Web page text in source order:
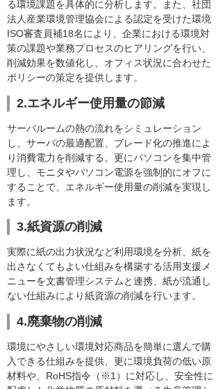
る環境課題を具体的に分析します。また、社団
法人産業環境管理協会による認定を受けた環境
ISO審査員補18名により、企業における環境対
策の課題や業務プロセスのヒアリングを行い、
削減効果を数値化し、オフィス状況に合わせた
ポリシーの策定を提供します。
2.エネルギー使用量の節減
サーバルームの熱の流れをシミュレーション
し、サーバの最適配置、ブレード化の推進によ
り消費電力を削減する。更にパソコンを集中管
理し、モニタやパソコン電源を強制的にオフに
することで、エネルギー使用量の削減を実現し
ます。
3.紙資源の削減
実際に紙の出力状況など利用環境を分析、紙を
出さなくてもよい仕組みを構築する活用支援メ
ニューを文書管理システムと連携、紙が流通し
ない仕組みにより紙資源の削減を行います。
4.廃棄物の削減
環境にやさしい環境対応商品を簡単に選んで購
入できる仕組みを提供、更に環境負荷の低い原
材料や、RoHS指令（※1）に対応し、安全性に